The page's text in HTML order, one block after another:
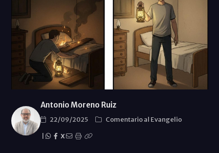
Antonio Moreno Ruiz
22/09/2025
Comentario al Evangelio
X